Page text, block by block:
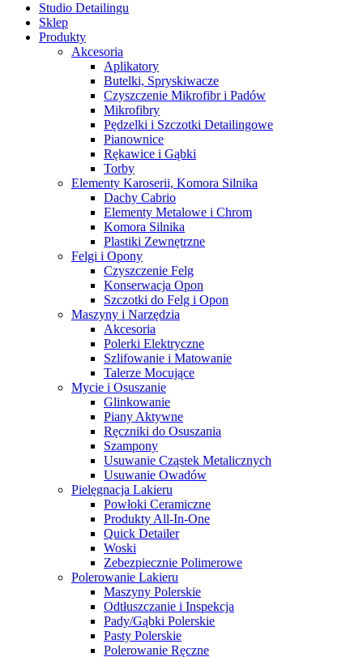
Studio Detailingu
Sklep
Produkty
Akcesoria
Aplikatory
Butelki, Spryskiwacze
Czyszczenie Mikrofibr i Padów
Mikrofibry
Pędzelki i Szczotki Detailingowe
Pianownice
Rękawice i Gąbki
Torby
Elementy Karoserii, Komora Silnika
Dachy Cabrio
Elementy Metalowe i Chrom
Komora Silnika
Plastiki Zewnętrzne
Felgi i Opony
Czyszczenie Felg
Konserwacja Opon
Szczotki do Felg i Opon
Maszyny i Narzędzia
Akcesoria
Polerki Elektryczne
Szlifowanie i Matowanie
Talerze Mocujące
Mycie i Osuszanie
Glinkowanie
Piany Aktywne
Ręczniki do Osuszania
Szampony
Usuwanie Cząstek Metalicznych
Usuwanie Owadów
Pielęgnacja Lakieru
Powłoki Ceramiczne
Produkty All-In-One
Quick Detailer
Woski
Zebezpiecznie Polimerowe
Polerowanie Lakieru
Maszyny Polerskie
Odtłuszczanie i Inspekcja
Pady/Gąbki Polerskie
Pasty Polerskie
Polerowanie Ręczne